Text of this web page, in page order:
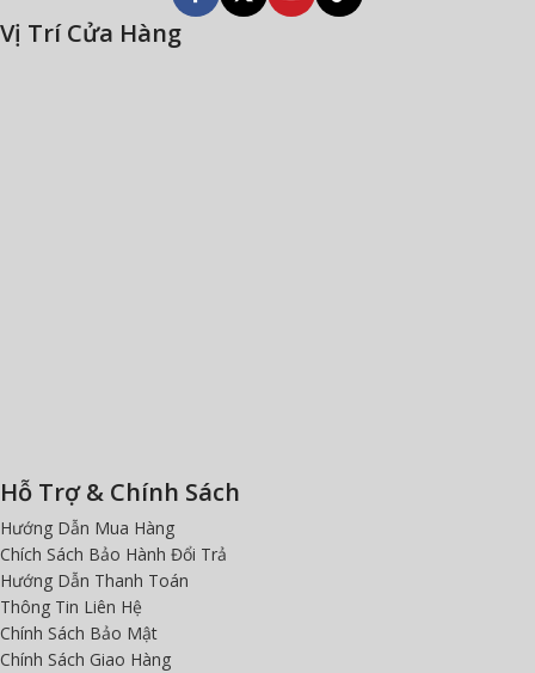
Vị Trí Cửa Hàng
Hỗ Trợ & Chính Sách
Hướng Dẫn Mua Hàng
Chích Sách Bảo Hành Đổi Trả
Hướng Dẫn Thanh Toán
Thông Tin Liên Hệ
Chính Sách Bảo Mật
Chính Sách Giao Hàng